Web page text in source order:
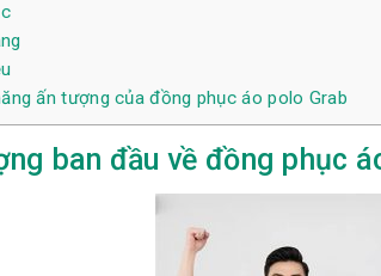
ấn tượng của đồng phục áo polo Grab
ban đầu về đồng phục